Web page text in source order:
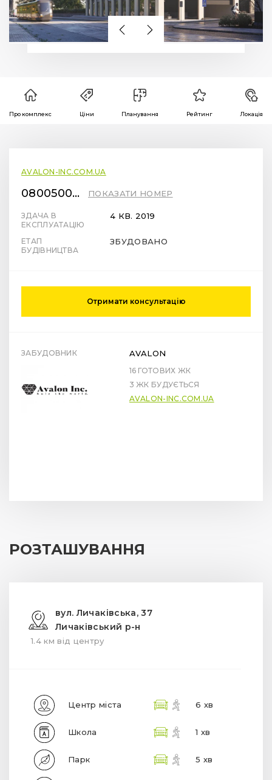
Про комплекс Ціни Планування Рейтинг Локація
AVALON-INC.COM.UA
0800500055 ПОКАЗАТИ НОМЕР
ЗДАЧА В
ЕКСПЛУАТАЦІЮ
4 КВ. 2019
ЕТАП
БУДІВНИЦТВА
ЗБУДОВАНО
Отримати консультацію
ЗАБУДОВНИК AVALON
16 ГОТОВИХ ЖК
3 ЖК БУДУЄТЬСЯ
AVALON-INC.COM.UA
РОЗТАШУВАННЯ
вул. Личаківська, 37
Личаківський р-н
1.4 км від центру
Центр міста 6 хв
Школа 1 хв
Парк 5 хв